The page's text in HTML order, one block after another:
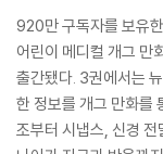
920만 구독자를 보유
어린이 메디컬 개그 만
출간됐다. 3권에서는
한 정보를 개그 만화를
조부터 시냅스, 신경